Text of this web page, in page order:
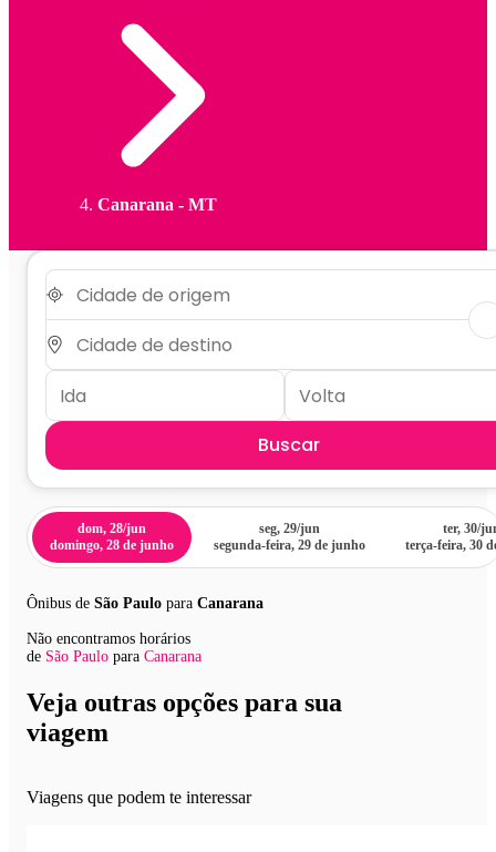
Canarana - MT
Buscar
dom, 28/jun
domingo, 28 de junho
seg, 29/jun
segunda-feira, 29 de junho
ter, 30/
terça-feira, 30
Ônibus de São Paulo para Canarana
Não encontramos horários
de São Paulo para Canarana
Veja outras opções para sua
viagem
Viagens que podem te interessar